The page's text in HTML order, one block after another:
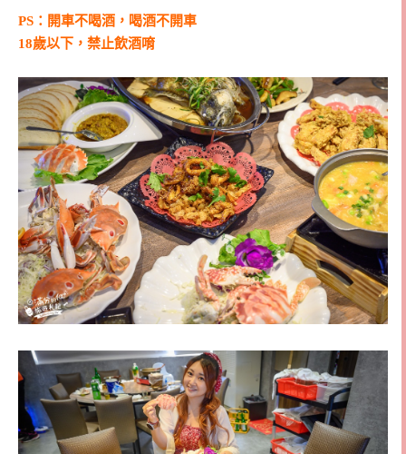
PS：開車不喝酒，喝酒不開車
18歲以下，禁止飲酒唷